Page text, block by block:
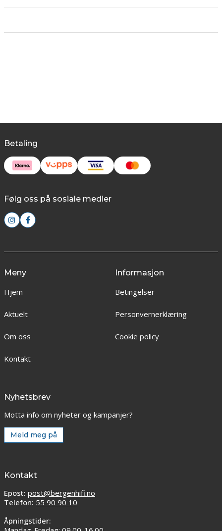
Betaling
Følg oss på sosiale medier
Meny
Hjem
Aktuelt
Om oss
Kontakt
Informasjon
Betingelser
Personvernerklæring
Cookie policy
Nyhetsbrev
Motta info om nyheter og kampanjer?
Meld meg på
Kontakt
Epost: post@bergenhifi.no
Telefon: 55 90 90 10
Åpningstider: